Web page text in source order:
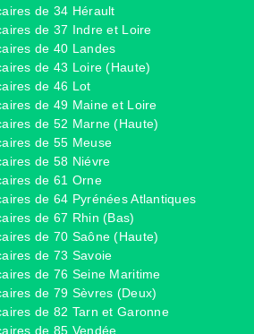
de 34 Hérault
de 37 Indre et Loire
de 40 Landes
de 43 Loire (Haute)
de 46 Lot
de 49 Maine et Loire
de 52 Marne (Haute)
de 55 Meuse
de 58 Niévre
de 61 Orne
de 64 Pyrénées Atlantiques
de 67 Rhin (Bas)
de 70 Saône (Haute)
de 73 Savoie
de 76 Seine Maritime
de 79 Sèvres (Deux)
de 82 Tarn et Garonne
de 85 Vendée